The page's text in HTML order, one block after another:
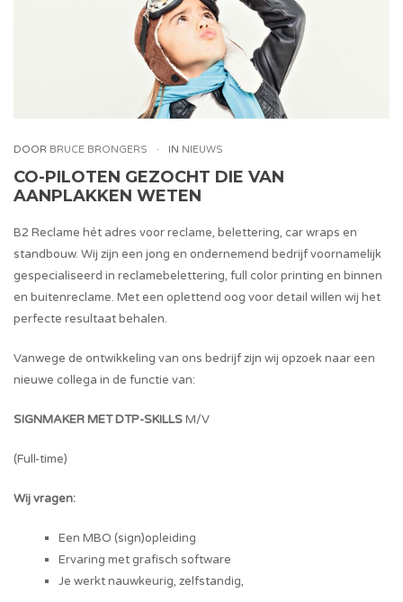
DOOR BRUCE BRONGERS IN NIEUWS
CO-PILOTEN GEZOCHT DIE VAN
AANPLAKKEN WETEN
B2 Reclame hét adres voor reclame, belettering, car wraps en
standbouw. Wij zijn een jong en ondernemend bedrijf voornamelijk
gespecialiseerd in reclamebelettering, full color printing en binnen
en buitenreclame. Met een oplettend oog voor detail willen wij het
perfecte resultaat behalen.
Vanwege de ontwikkeling van ons bedrijf zijn wij opzoek naar een
nieuwe collega in de functie van:
SIGNMAKER MET DTP-SKILLSM/V
(Full-time)
Wij vragen:
Een MBO (sign)opleiding
Ervaring met grafisch software
Je werkt nauwkeurig, zelfstandig,